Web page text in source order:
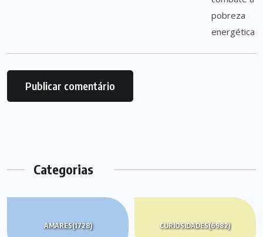
Categorias
AMARES(1728) CURIOSIDADES(6982)